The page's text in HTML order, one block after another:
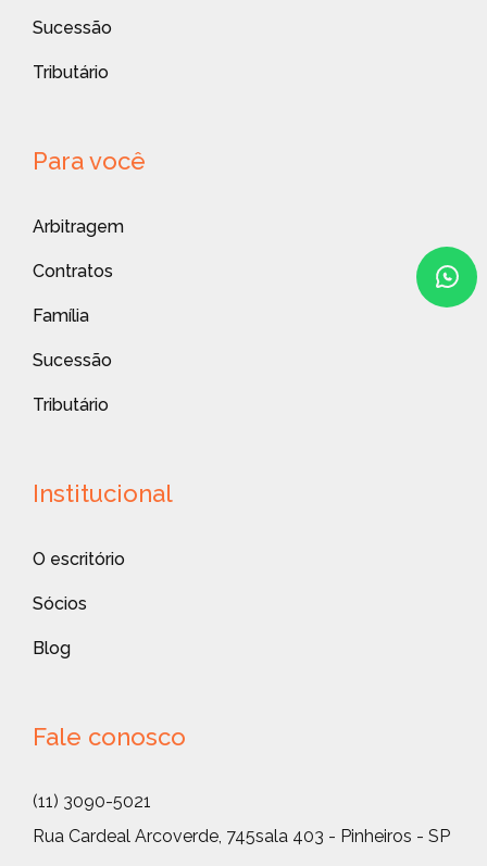
Sucessão
Tributário
Para você
Arbitragem
Contratos
Família
Sucessão
Tributário
Institucional
O escritório
Sócios
Blog
Fale conosco
(11) 3090-5021
Rua Cardeal Arcoverde, 745sala 403 - Pinheiros - SP